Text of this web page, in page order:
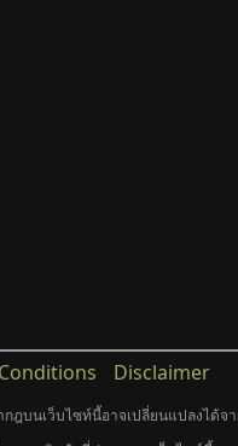
Disclaimer
บนเว็บไซท์นี้อาจเปลี่ยนแปลงได้จ